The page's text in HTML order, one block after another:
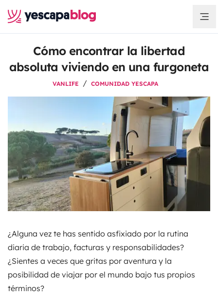
Cómo encontrar la libertad
absoluta viviendo en una furgoneta
VANLIFE COMUNIDAD YESCAPA
¿Alguna vez te has sentido asfixiado por la rutina
diaria de trabajo, facturas y responsabilidades?
¿Sientes a veces que gritas por aventura y la
posibilidad de viajar por el mundo bajo tus propios
términos?